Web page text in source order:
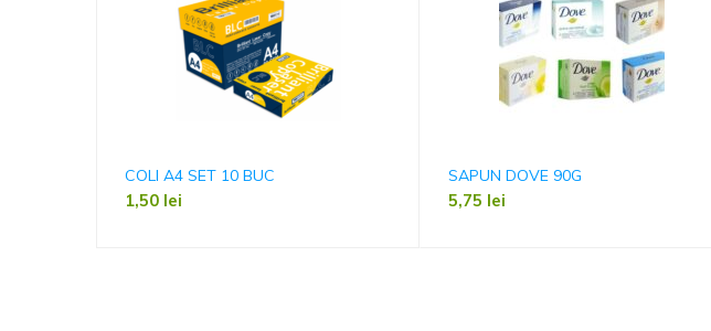
COLI A4 SET 10 BUC
1,50 lei
SAPUN DOVE 90G
5,75 lei